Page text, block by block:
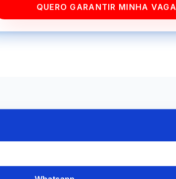
QUERO GARANTIR MINHA VAGA